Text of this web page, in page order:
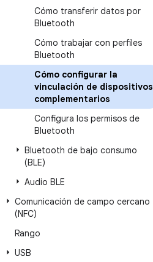
Cómo transferir datos por
Bluetooth
Cómo trabajar con perfiles
Bluetooth
Cómo configurar la
vinculación de dispositivos
complementarios
Configura los permisos de
Bluetooth
Bluetooth de bajo consumo
(BLE)
Audio BLE
Comunicación de campo cercano
(NFC)
Rango
USB